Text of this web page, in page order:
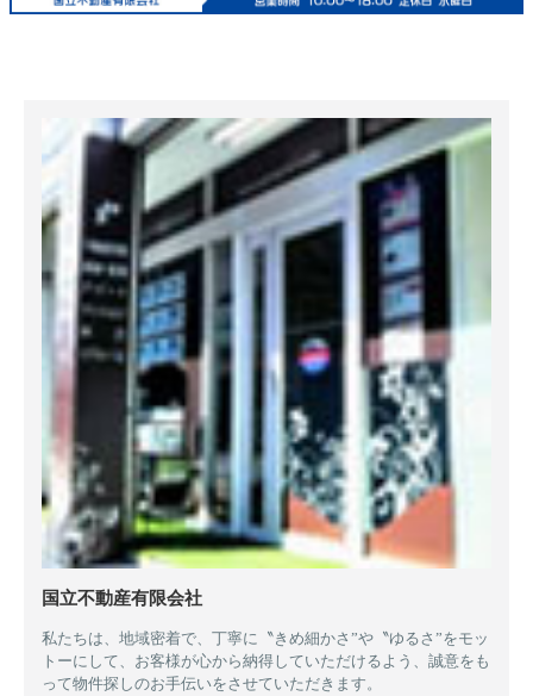
国立不動産有限会社
私たちは、地域密着で、丁寧に〝きめ細かさ”や〝ゆるさ”をモッ
トーにして、お客様が心から納得していただけるよう、誠意をも
って物件探しのお手伝いをさせていただきます。